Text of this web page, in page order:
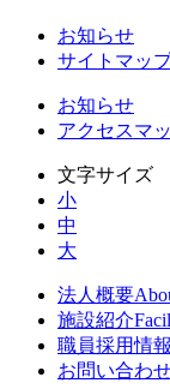
お知らせ
サイトマッ
お知らせ
アクセスマ
文字サイズ
小
中
大
法人概要
施設紹介
職員採用情報
お問い合わ